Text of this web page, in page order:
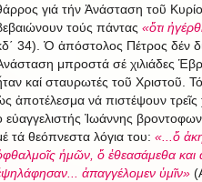
γιά τήν Ἀνάσταση τοῦ
τούς πάντας «ὅτι
34). Ὁ ἀπόστολος Πέτρος δέν
μπροστά σέ χιλιάδες
καί σταυρωτές τοῦ Χριστοῦ.
ἀποτέλεσμα νά πιστέψουν τρεῖς
εὐαγγελιστής Ἰωάννης
τά θεόπνεστα λόγια του: «...ὅ
ἡμῶν, ὅ ἐθεασάμεθα και
ἀπαγγέλομεν ὑμῖν»